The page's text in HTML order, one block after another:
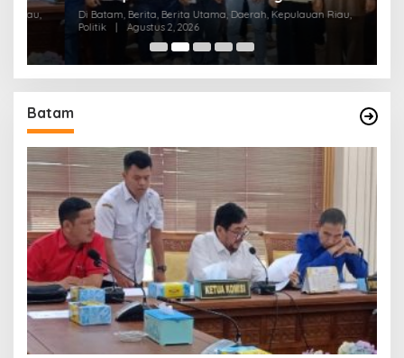
Konsolidasi Partai
Di Batam, Berita, Berita Utama, Daerah, Kepulauan Riau,
Politik
| Agustus 2, 2026
Batam